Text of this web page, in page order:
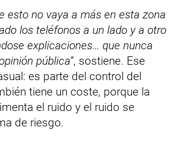
esto no vaya a más en esta zona
los teléfonos a un lado y a otro
explicaciones… que nunca
pública”, sostiene. Ese
es parte del control del
tiene un coste, porque la
el ruido y el ruido se
de riesgo.